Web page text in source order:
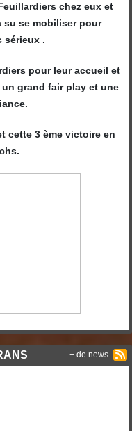
chez eux et
su se mobiliser pour
sérieux .
pour leur accueil et
grand fair play et une
cette 3 ème victoire en
+ de news